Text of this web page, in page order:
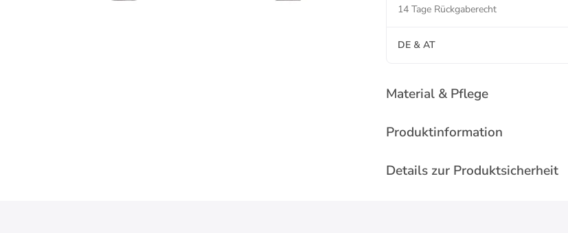
14 Tage Rückgaberecht
DE & AT
Material & Pflege
Produktinformation
Details zur Produktsicherheit